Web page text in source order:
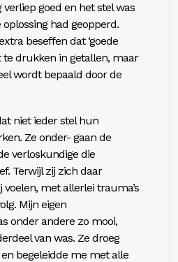
verliep goed en het stel was
had geopperd.
beseffen dat ‘goede
te drukken in getallen, maar
wordt bepaald door de
niet ieder stel hun
Ze onder- gaan de
verloskundige die
Terwijl zij zich daar
met allerlei trauma’s
Mijn eigen
onder andere zo mooi,
van was. Ze droeg
begeleidde me met alle